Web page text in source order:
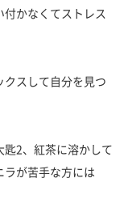
かなくてストレス
スして自分を見つ
2、紅茶に溶かして
が苦手な方には